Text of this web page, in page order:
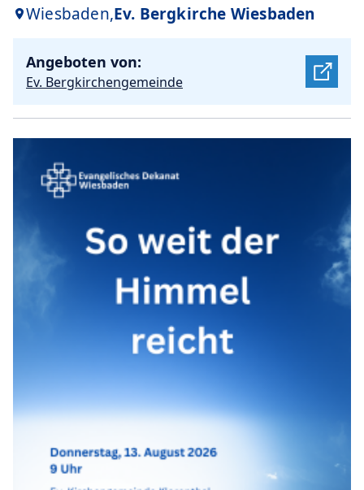
Wiesbaden,Ev. Bergkirche Wiesbaden
Angeboten von:
Ev. Bergkirchengemeinde